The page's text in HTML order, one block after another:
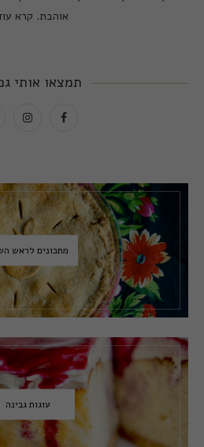
אוהבת. קרא
תמצאו אותי
מתכונים לראש
עוגות גבינה